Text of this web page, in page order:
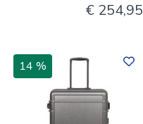
€ 254,95
14 %